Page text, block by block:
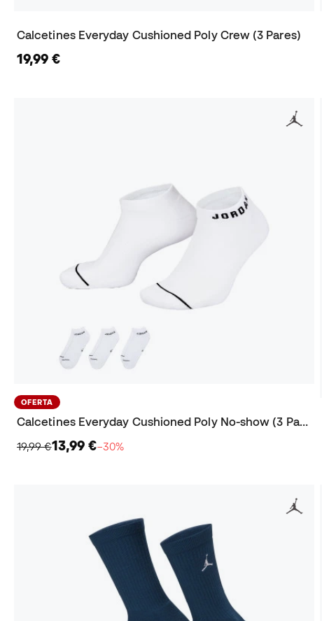
Calcetines Everyday Cushioned Poly Crew (3 Pares)
19,99 €
OFERTA
Calcetines Everyday Cushioned Poly No-show (3 Pares)
19,99 €13,99 €−30%